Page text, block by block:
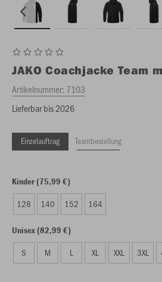
JAKO Coachjacke Team
Artikelnummer: 7103
Lieferbar bis 2026
Einzelauftrag Teambestellung
Kinder (75,99 €)
128 140 152 164
Unisex (82,99 €)
S M L XL XXL 3XL